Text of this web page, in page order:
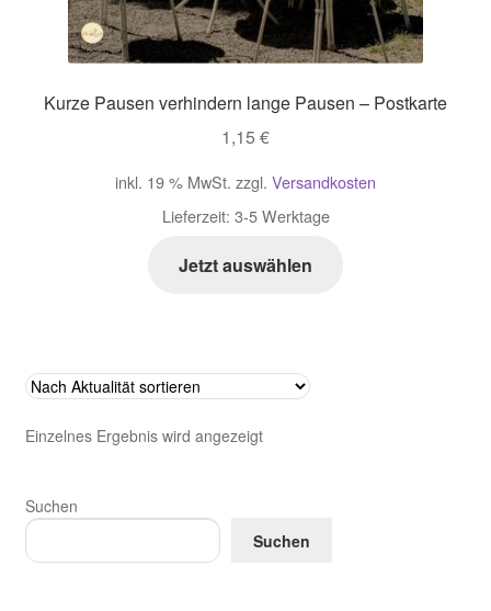
Vertrag widerrufen
Widerrufsbelehrung
Kurze Pausen verhindern lange Pausen – Postkarte
1,15 €
inkl. 19 % MwSt. zzgl. Versandkosten
Lieferzeit: 3-5 Werktage
Jetzt auswählen
Einzelnes Ergebnis wird angezeigt
Suchen
Suchen